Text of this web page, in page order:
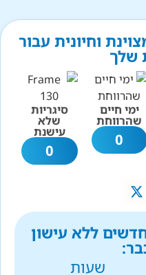
וחיונית עבור
שלך
ימי חיים
שהרווחת
0
סיגריות
שלא
עישנת
0
ללא עישון
שעות